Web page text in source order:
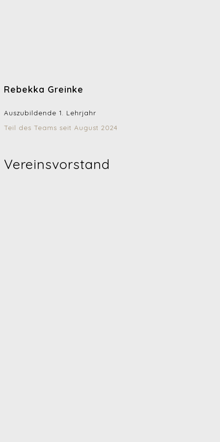
Rebekka Greinke
Auszubildende 1. Lehrjahr
Teil des Teams seit August 2024
Vereinsvorstand